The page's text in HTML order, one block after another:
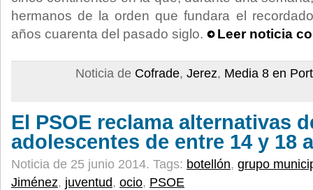
hermanos de la orden que fundara el
años cuarenta del pasado siglo.
Leer noticia
Noticia de Cofrade, Jerez, Media 8 en
El PSOE reclama alternativas
adolescentes de entre 14 y 18
Noticia de 25 junio 2014. Tags: botellón, grupo
Jiménez, juventud, ocio, PSOE